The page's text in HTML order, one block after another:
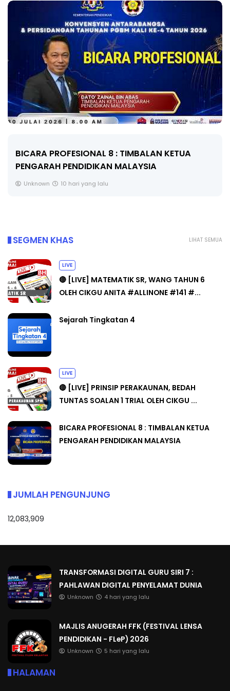
BICARA PROFESIONAL 8 : TIMBALAN KETUA
PENGARAH PENDIDIKAN MALAYSIA
Unknown 10 hari yang lalu
LIHAT SEMUA
SEGMEN KHAS
LIVE
🔴 [LIVE] MATEMATIK SR, WANG TAHUN 6
OLEH CIKGU ANITA #ALLINONE #141 #...
Sejarah Tingkatan 4
LIVE
🔴 [LIVE] PRINSIP PERAKAUNAN, BEDAH
TUNTAS SOALAN 1 TRIAL OLEH CIKGU ...
BICARA PROFESIONAL 8 : TIMBALAN KETUA
PENGARAH PENDIDIKAN MALAYSIA
JUMLAH PENGUNJUNG
12,083,909
TRANSFORMASI DIGITAL GURU SIRI 7 :
PAHLAWAN DIGITAL PENYELAMAT DUNIA
Unknown 4 hari yang lalu
MAJLIS ANUGERAH FFK (FESTIVAL LENSA
PENDIDIKAN - FLeP) 2026
Unknown 5 hari yang lalu
HALAMAN